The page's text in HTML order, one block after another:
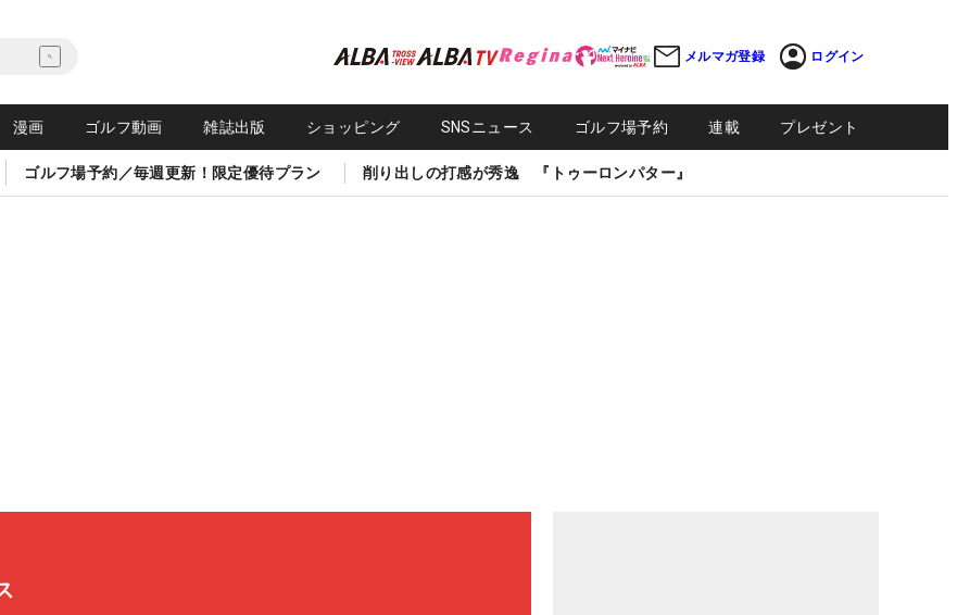
メルマガ登録 ログイン
漫画 ゴルフ動画 雑誌出版 ショッピング SNSニュース ゴルフ場予約 連載 プレゼント
ゴルフ場予約／毎週更新！限定優待プラン 削り出しの打感が秀逸 『トゥーロンパター』